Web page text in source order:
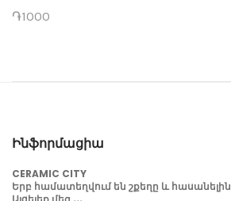
֏1000
Ինֆորմացիա
CERAMIC CITY
Երբ համատեղվում են շքեղը և հասանելին